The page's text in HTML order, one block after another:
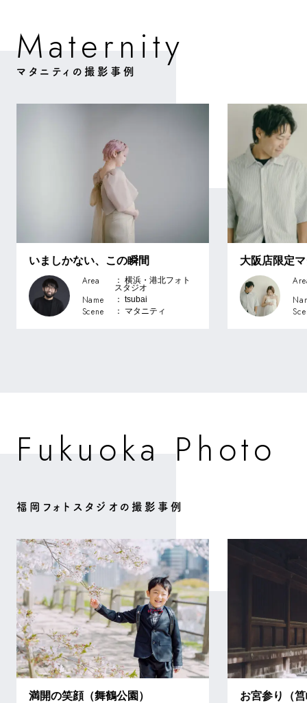
Matern ity
マタニティの撮影事例
いましかない、この瞬間
Area ： 横浜・港北フォト
スタジオ
Name ： tsubai
Scene ： マタニティ
大阪店限定
F u kuoka Photo
福岡フォトスタジオの撮影事例
満開の笑顔（舞鶴公園） お宮参り（